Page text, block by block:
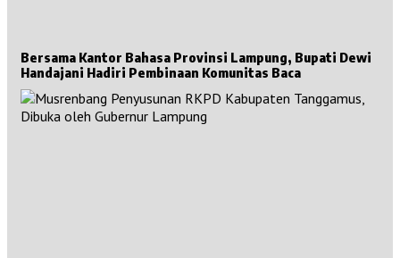
Bersama Kantor Bahasa Provinsi Lampung, Bupati Dewi
Handajani Hadiri Pembinaan Komunitas Baca